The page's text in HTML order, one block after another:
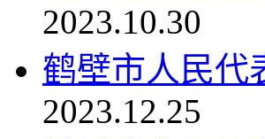
2023.10.30
鹤壁市人民代
2023.12.25